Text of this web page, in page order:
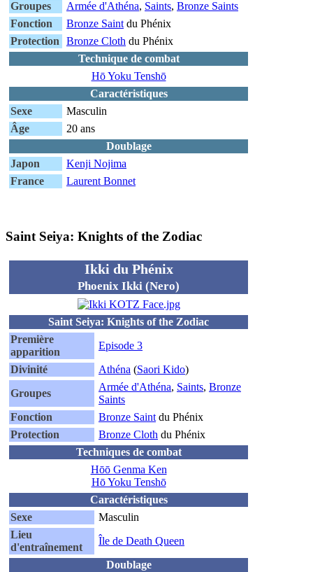
Groupes
Armée d'Athéna, Saints, Bronze Saints
Fonction
Bronze Saint du Phénix
Protection
Bronze Cloth du Phénix
Technique de combat
Hō Yoku Tenshō
Caractéristiques
Sexe
Masculin
Âge
20 ans
Doublage
Japon
Kenji Nojima
France
Laurent Bonnet
Saint Seiya: Knights of the Zodiac
Ikki du Phénix
Phoenix Ikki (Nero)
Saint Seiya: Knights of the Zodiac
Première
apparition
Episode 3
Divinité
Athéna (Saori Kido)
Groupes
Armée d'Athéna, Saints, Bronze
Saints
Fonction
Bronze Saintdu Phénix
Protection
Bronze Cloth du Phénix
Techniques de combat
Hōō Genma Ken
Hō Yoku Tenshō
Caractéristiques
Sexe
Masculin
Lieu
d'entraînement
Île de Death Queen
Doublage